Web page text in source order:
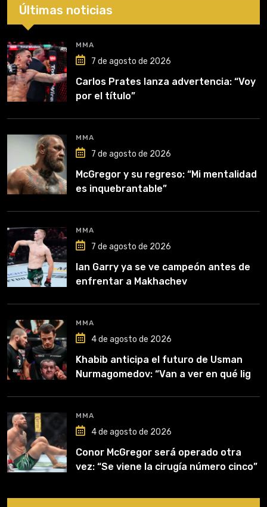
Últimas noticias
MMA
7 de agosto de 2026
Carlos Prates lanza advertencia: “Voy
por el título”
MMA
7 de agosto de 2026
McGregor y su regreso: “Mi mentalidad
es inquebrantable”
MMA
7 de agosto de 2026
Ian Garry ya se ve campeón antes de
enfrentar a Makhachev
MMA
4 de agosto de 2026
Khabib anticipa el futuro de Usman
Nurmagomedov: “Van a ver en qué liga
MMA
4 de agosto de 2026
Conor McGregor será operado otra
vez: “Se viene la cirugía número cinco”